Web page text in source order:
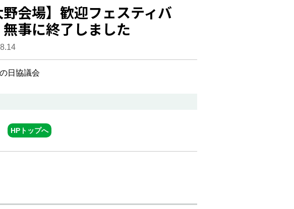
野会場】歓迎フェスティバ
事に終了しました
日協議会
HPトップへ